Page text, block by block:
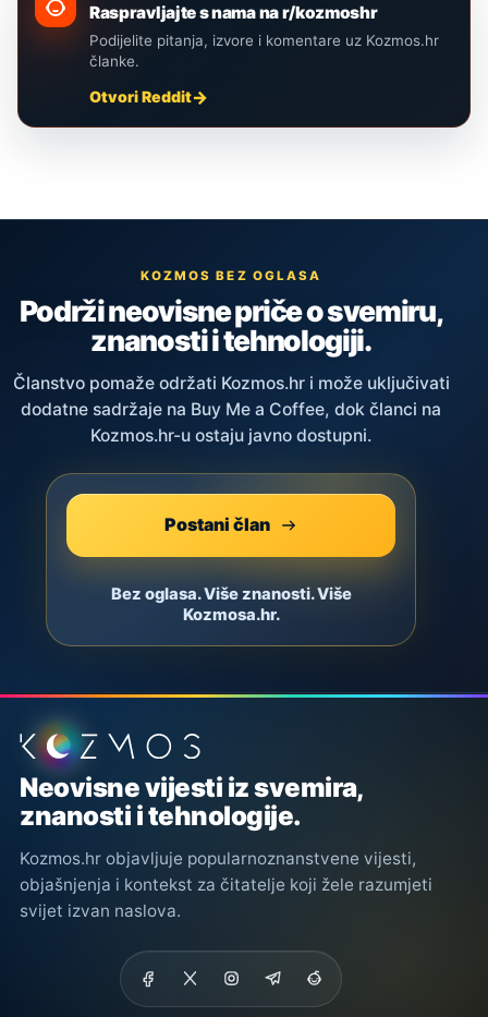
Raspravljajte s nama na r/kozmoshr
Podijelite pitanja, izvore i komentare uz Kozmos.hr
članke.
Otvori Reddit
KOZMOS BEZ OGLASA
Podrži neovisne priče o svemiru,
znanosti i tehnologiji.
Članstvo pomaže održati Kozmos.hr i može uključivati
dodatne sadržaje na Buy Me a Coffee, dok članci na
Kozmos.hr-u ostaju javno dostupni.
Postani član
Bez oglasa. Više znanosti. Više
Kozmosa.hr.
Podnožje stranice
Neovisne vijesti iz svemira,
znanosti i tehnologije.
Kozmos.hr objavljuje popularnoznanstvene vijesti,
objašnjenja i kontekst za čitatelje koji žele razumjeti
svijet izvan naslova.